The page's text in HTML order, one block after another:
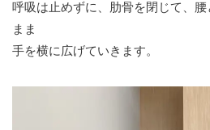
呼吸は止めずに、肋骨を閉じて、
まま
手を横に広げていきます。